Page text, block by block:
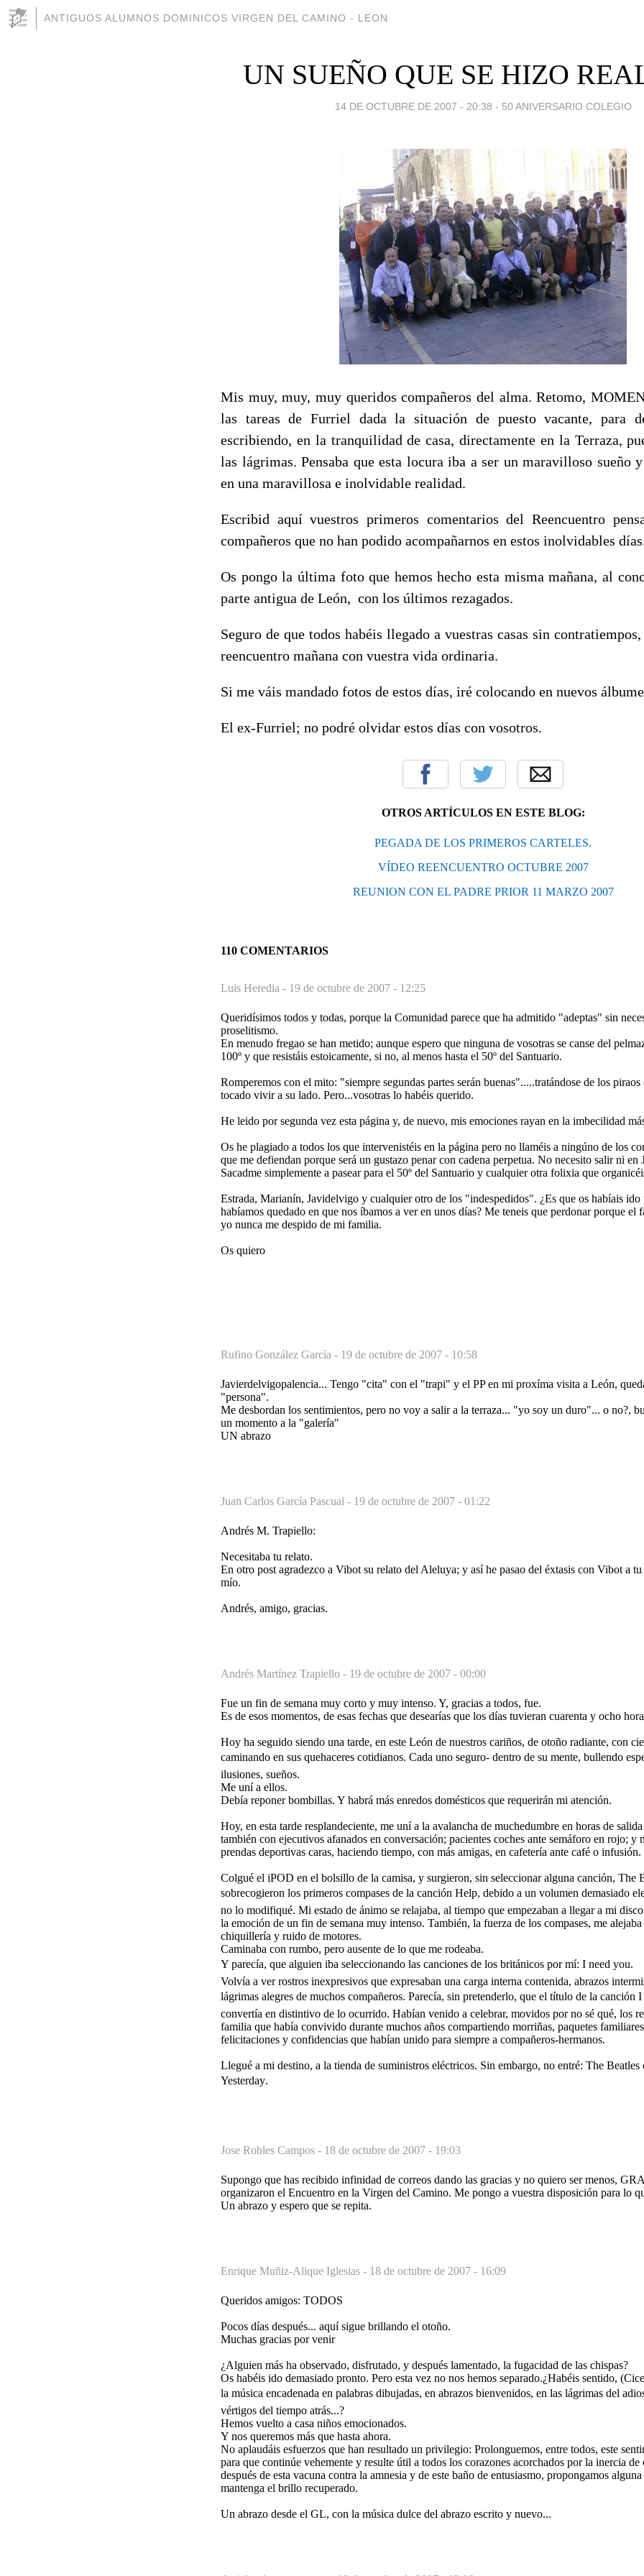
ANTIGUOS ALUMNOS DOMINICOS VIRGEN DEL CAMINO - LEON
UN SUEÑO QUE SE HIZO
14 DE OCTUBRE DE 2007 - 20:38 - 50 ANIVERSARIO COLEGIO
Mis muy, muy, muy queridos compañeros del alma. Retomo,
las tareas de Furriel dada la situación de puesto vacante, para
escribiendo, en la tranquilidad de casa, directamente en la Terraza,
las lágrimas. Pensaba que esta locura iba a ser un maravilloso sueño
en una maravillosa e inolvidable realidad.
Escribid aquí vuestros primeros comentarios del Reencuentro
compañeros que no han podido acompañarnos en estos inolvidables
Os pongo la última foto que hemos hecho esta misma mañana, al
parte antigua de León, con los últimos rezagados.
Seguro de que todos habéis llegado a vuestras casas sin
reencuentro mañana con vuestra vida ordinaria.
Si me váis mandado fotos de estos días, iré colocando en nuevos
El ex-Furriel; no podré olvidar estos días con vosotros.
OTROS ARTÍCULOS EN ESTE BLOG:
PEGADA DE LOS PRIMEROS CARTELES.
VÍDEO REENCUENTRO OCTUBRE 2007
REUNION CON EL PADRE PRIOR 11 MARZO 2007
110 COMENTARIOS
Luis Heredia - 19 de octubre de 2007 - 12:25
Queridísimos todos y todas, porque la Comunidad parece que ha admitido "adeptas" sin
proselitismo.
En menudo fregao se han metido; aunque espero que ninguna de vosotras se canse del
100º y que resistáis estoicamente, si no, al menos hasta el 50º del Santuario.
Romperemos con el mito: "siempre segundas partes serán buenas".....tratándose de los
tocado vivir a su lado. Pero...vosotras lo habéis querido.
He leido por segunda vez esta página y, de nuevo, mis emociones rayan en la imbecilidad
Os he plagiado a todos los que intervenistéis en la página pero no llaméis a ningúno de los
que me defiendan porque será un gustazo penar con cadena perpetua. No necesito salir ni en
Sacadme simplemente a pasear para el 50º del Santuario y cualquier otra folixia que
Estrada, Marianín, Javidelvigo y cualquier otro de los "indespedidos". ¿Es que os habíais
habíamos quedado en que nos íbamos a ver en unos días? Me teneis que perdonar porque el
yo nunca me despido de mi familia.
Os quiero
Rufino González García - 19 de octubre de 2007 - 10:58
Javierdelvigopalencia... Tengo "cita" con el "trapi" y el PP en mi proxíma visita a León,
"persona".
Me desbordan los sentimientos, pero no voy a salir a la terraza... "yo soy un duro"... o no?,
un momento a la "galería"
UN abrazo
Juan Carlos García Pascual - 19 de octubre de 2007 - 01:22
Andrés M. Trapiello:
Necesitaba tu relato.
En otro post agradezco a Vibot su relato del Aleluya; y así he pasao del éxtasis con Vibot a tu
mío.
Andrés, amigo, gracias.
Andrés Martínez Trapiello - 19 de octubre de 2007 - 00:00
Fue un fin de semana muy corto y muy intenso. Y, gracias a todos, fue.
Es de esos momentos, de esas fechas que desearías que los días tuvieran cuarenta y ocho
Hoy ha seguido siendo una tarde, en este León de nuestros cariños, de otoño radiante, con
caminando en sus quehaceres cotidianos. Cada uno seguro- dentro de su mente, bullendo
ilusiones, sueños.
Me uní a ellos.
Debía reponer bombillas. Y habrá más enredos domésticos que requerirán mi atención.
Hoy, en esta tarde resplandeciente, me uní a la avalancha de muchedumbre en horas de
también con ejecutivos afanados en conversación; pacientes coches ante semáforo en rojo; y
prendas deportivas caras, haciendo tiempo, con más amigas, en cafetería ante café o infusión.
Colgué el iPOD en el bolsillo de la camisa, y surgieron, sin seleccionar alguna canción, The
sobrecogieron los primeros compases de la canción Help, debido a un volumen demasiado
no lo modifiqué. Mi estado de ánimo se relajaba, al tiempo que empezaban a llegar a mi
la emoción de un fin de semana muy intenso. También, la fuerza de los compases, me
chiquillería y ruido de motores.
Caminaba con rumbo, pero ausente de lo que me rodeaba.
Y parecía, que alguien iba seleccionando las canciones de los británicos por mí: I need you.
Volvía a ver rostros inexpresivos que expresaban una carga interna contenida, abrazos
lágrimas alegres de muchos compañeros. Parecía, sin pretenderlo, que el título de la canción I
convertía en distintivo de lo ocurrido. Habían venido a celebrar, movidos por no sé qué, los
familia que había convivido durante muchos años compartiendo morriñas, paquetes
felicitaciones y confidencias que habían unido para siempre a compañeros-hermanos.
Llegué a mi destino, a la tienda de suministros eléctricos. Sin embargo, no entré: The Beatles
Yesterday.
Jose Robles Campos - 18 de octubre de 2007 - 19:03
Supongo que has recibido infinidad de correos dando las gracias y no quiero ser menos,
organizaron el Encuentro en la Virgen del Camino. Me pongo a vuestra disposición para lo
Un abrazo y espero que se repita.
Enrique Muñiz-Alique Iglesias - 18 de octubre de 2007 - 16:09
Queridos amigos: TODOS
Pocos días después... aquí sigue brillando el otoño.
Muchas gracias por venir
¿Alguien más ha observado, disfrutado, y después lamentado, la fugacidad de las chispas?
Os habéis ido demasiado pronto. Pero esta vez no nos hemos separado.¿Habéis sentido,
la música encadenada en palabras dibujadas, en abrazos bienvenidos, en las lágrimas del
vértigos del tiempo atrás...?
Hemos vuelto a casa niños emocionados.
Y nos queremos más que hasta ahora.
No aplaudáis esfuerzos que han resultado un privilegio: Prolonguemos, entre todos, este
para que continúe vehemente y resulte útil a todos los corazones acorchados por la inercia de
después de esta vacuna contra la amnesia y de este baño de entusiasmo, propongamos
mantenga el brillo recuperado.
Un abrazo desde el GL, con la música dulce del abrazo escrito y nuevo...